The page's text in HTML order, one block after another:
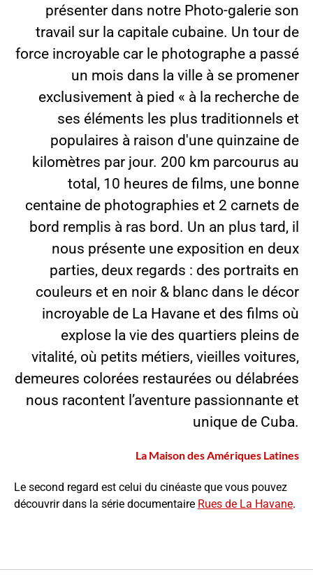
présenter dans notre Photo-galerie son
travail sur la capitale cubaine. Un tour de
force incroyable car le photographe a passé
un mois dans la ville à se promener
exclusivement à pied « à la recherche de
ses éléments les plus traditionnels et
populaires à raison d'une quinzaine de
kilomètres par jour. 200 km parcourus au
total, 10 heures de films, une bonne
centaine de photographies et 2 carnets de
bord remplis à ras bord. Un an plus tard, il
nous présente une exposition en deux
parties, deux regards : des portraits en
couleurs et en noir & blanc dans le décor
incroyable de La Havane et des films où
explose la vie des quartiers pleins de
vitalité, où petits métiers, vieilles voitures,
demeures colorées restaurées ou délabrées
nous racontent l’aventure passionnante et
unique de Cuba.
La Maison des Amériques Latines
Le second regard est celui du cinéaste que vous pouvez
découvrir dans la série documentaire Rues de La Havane.